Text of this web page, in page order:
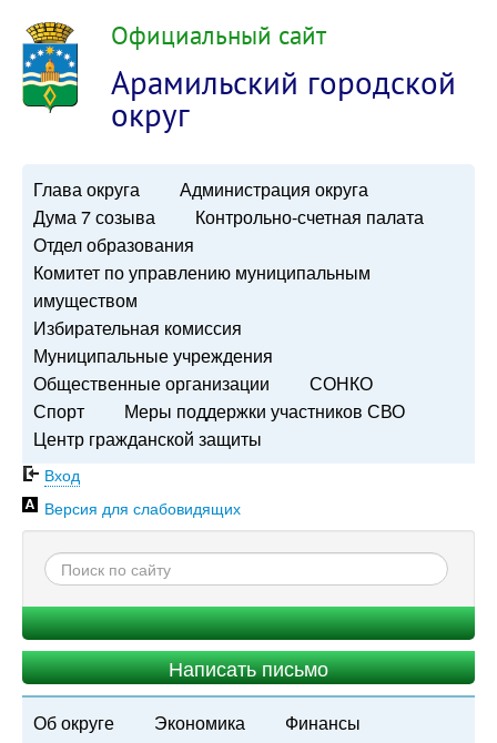
Официальный сайт
Арамильский городской
округ
Глава округа
Администрация округа
Дума 7 созыва
Контрольно-счетная палата
Отдел образования
Комитет по управлению муниципальным
имуществом
Избирательная комиссия
Муниципальные учреждения
Общественные организации
СОНКО
Спорт
Меры поддержки участников СВО
Центр гражданской защиты
Вход
Версия для слабовидящих
Написать письмо
Об округе Экономика
Финансы